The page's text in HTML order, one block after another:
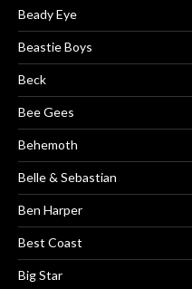
Beady Eye
Beastie Boys
Beck
Bee Gees
Behemoth
Belle & Sebastian
Ben Harper
Best Coast
Big Star